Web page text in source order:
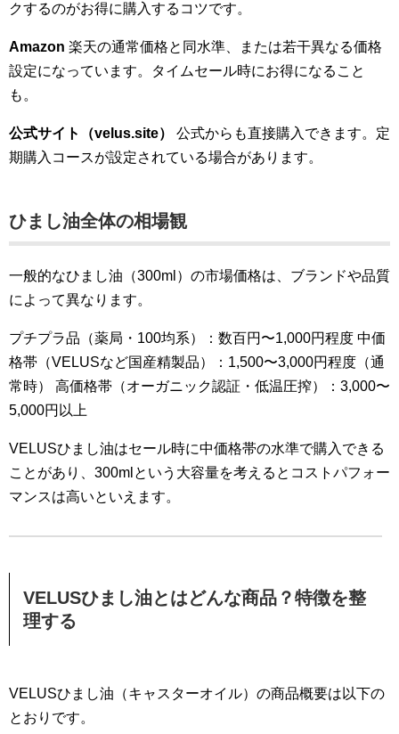
クするのがお得に購入するコツです。
Amazon 楽天の通常価格と同水準、または若干異なる価格
設定になっています。タイムセール時にお得になること
も。
公式サイト（velus.site）
公式からも直接購入できます。定
期購入コースが設定されている場合があります。
ひまし油全体の相場観
一般的なひまし油（300ml）の市場価格は、ブランドや品質
によって異なります。
プチプラ品（薬局・100均系）：数百円〜1,000円程度 中価
格帯（VELUSなど国産精製品）：1,500〜3,000円程度（通
常時） 高価格帯（オーガニック認証・低温圧搾）：3,000〜
5,000円以上
VELUSひまし油はセール時に中価格帯の水準で購入できる
ことがあり、300mlという大容量を考えるとコストパフォー
マンスは高いといえます。
VELUSひまし油とはどんな商品？特徴を整
理する
VELUSひまし油（キャスターオイル）の商品概要は以下の
とおりです。